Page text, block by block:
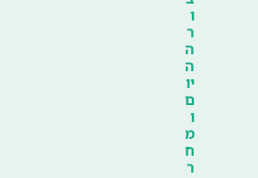
ו
ר
ה
ה
יו
ם
ו
מ
ח
ר